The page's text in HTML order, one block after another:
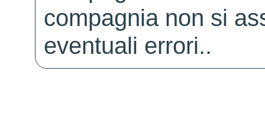
compagnia non si
eventuali errori..